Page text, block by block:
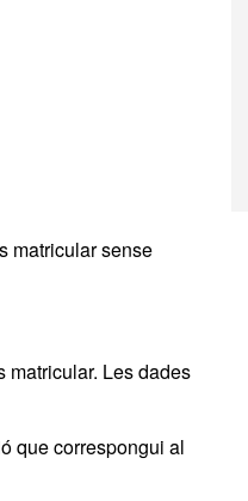
matricular sense
matricular. Les dades
que correspongui al